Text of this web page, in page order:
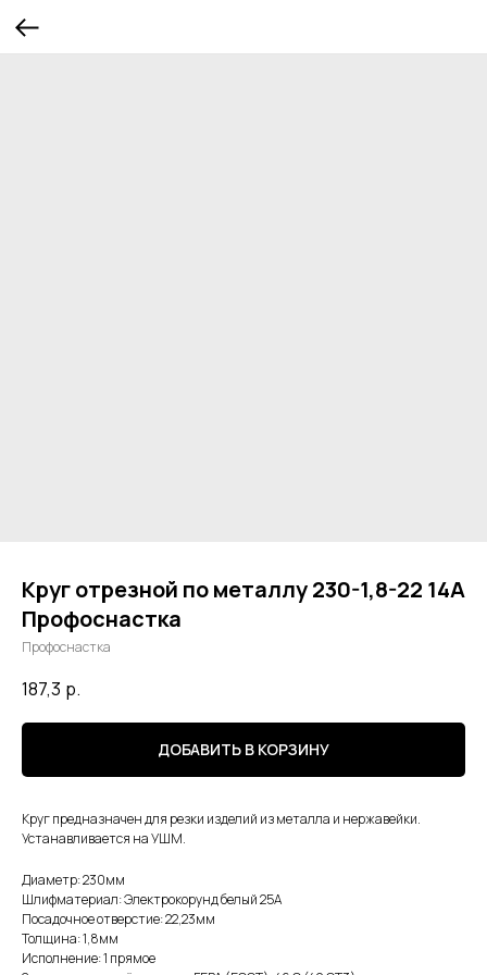
Круг отрезной по металлу 230-1,8-22 14А
Профоснастка
Профоснастка
187,3 р.
ДОБАВИТЬ В КОРЗИНУ
Круг предназначен для резки изделий из металла и нержавейки.
Устанавливается на УШМ.
Диаметр: 230мм
Шлифматериал: Электрокорунд белый 25А
Посадочное отверстие: 22,23мм
Толщина: 1,8мм
Исполнение: 1 прямое